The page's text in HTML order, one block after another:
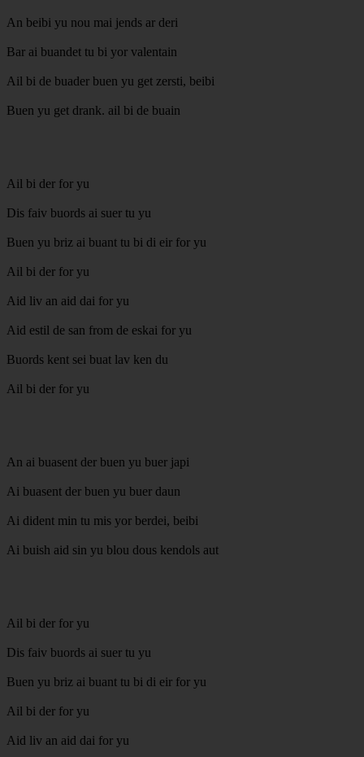
An beibi yu nou mai jends ar deri
Bar ai buandet tu bi yor valentain
Ail bi de buader buen yu get zersti, beibi
Buen yu get drank. ail bi de buain
Ail bi der for yu
Dis faiv buords ai suer tu yu
Buen yu briz ai buant tu bi di eir for yu
Ail bi der for yu
Aid liv an aid dai for yu
Aid estil de san from de eskai for yu
Buords kent sei buat lav ken du
Ail bi der for yu
An ai buasent der buen yu buer japi
Ai buasent der buen yu buer daun
Ai dident min tu mis yor berdei, beibi
Ai buish aid sin yu blou dous kendols aut
Ail bi der for yu
Dis faiv buords ai suer tu yu
Buen yu briz ai buant tu bi di eir for yu
Ail bi der for yu
Aid liv an aid dai for yu